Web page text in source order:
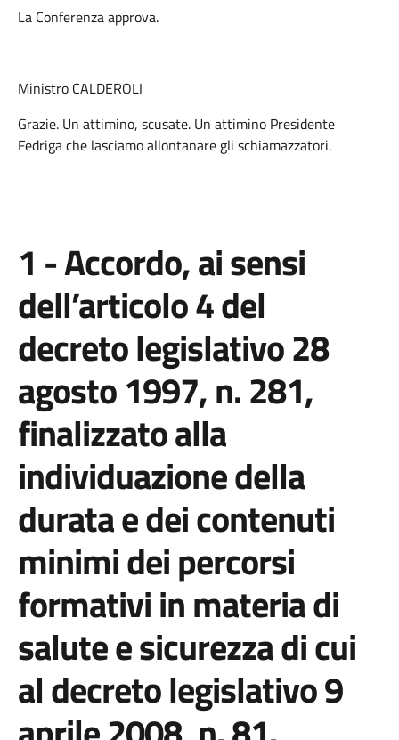
La Conferenza approva.
Ministro CALDEROLI
Grazie. Un attimino, scusate. Un attimino Presidente
Fedriga che lasciamo allontanare gli schiamazzatori.
1 - Accordo, ai sensi
dell’articolo 4 del
decreto legislativo 28
agosto 1997, n. 281,
finalizzato alla
individuazione della
durata e dei contenuti
minimi dei percorsi
formativi in materia di
salute e sicurezza di cui
al decreto legislativo 9